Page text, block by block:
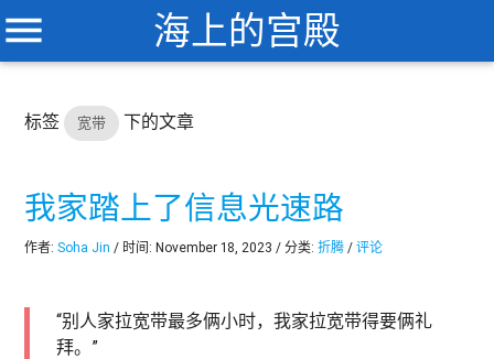
海上的宫殿
menu
标签 宽带 下的文章
我家踏上了信息光速路
作者:Soha Jin / 时间: November 18, 2023 / 分类:折腾 /评论
“别人家拉宽带最多俩小时，我家拉宽带得要俩礼
拜。”